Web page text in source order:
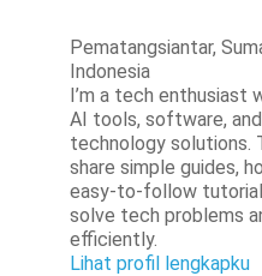
Pematangsiantar,
Indonesia
I’m a tech enthusiast
AI tools, software,
technology solutions.
share simple guides,
easy-to-follow
solve tech problems
efficiently.
Lihat profil lengkapku